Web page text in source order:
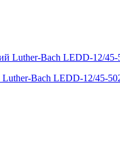
Luther-Bach LEDD-12/45-